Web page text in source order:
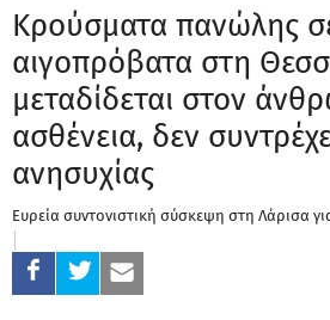
Κρούσματα πανώλης
αιγοπρόβατα στη
μεταδίδεται στον
ασθένεια, δεν
ανησυχίας
Ευρεία συντονιστική σύσκεψη στη Λάρισα